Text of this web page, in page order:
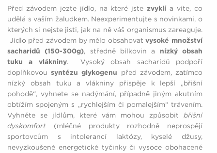
Před závodem jezte jídlo, na které jstezvyklía víte, co
udělá s vaším žaludkem. Neexperimentujte s novinkami, o
kterých si nejste jisti, jak na ně váš organismus zareaguje.
Jídlo před závodem by mělo obsahovatvysoké množství
sacharidů (150-300g), středně bílkovin a nízký obsah
tuku a vlákniny. Vysoký obsah sacharidů podpoří
doplňkovousyntézu glykogenu před závodem, zatímco
nízký obsah tuku a vlákniny přispěje k lepší „břišní
pohodě“, vyhnete se nadýmání, případně jiným akutním
obtížím spojeným s „rychlejším či pomalejším“ trávením.
Vyhněte se jídlům, které vám mohou způsobit břišní
dyskomfort (mléčné produkty rozhodně neprospějí
sportovcům s intolerancí laktózy, kyselé džusy,
nevyzkoušené energetické tyčinky či vysoce obohacené